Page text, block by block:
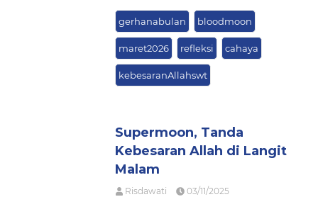
gerhanabulan bloodmoon
maret2026 refleksi cahaya
kebesaranAllahswt
Supermoon, Tanda
Kebesaran Allah di Langit
Malam
Risdawati 03/11/2025